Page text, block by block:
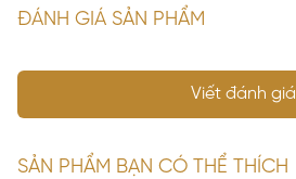
ĐÁNH GIÁ SẢN PHẨM
Viết đánh giá
SẢN PHẨM BẠN CÓ THỂ THÍCH